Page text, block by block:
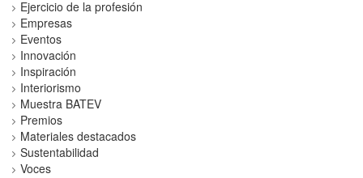
Ejercicio de la profesión
Empresas
Eventos
Innovación
Inspiración
Interiorismo
Muestra BATEV
Premios
Materiales destacados
Sustentabilidad
Voces